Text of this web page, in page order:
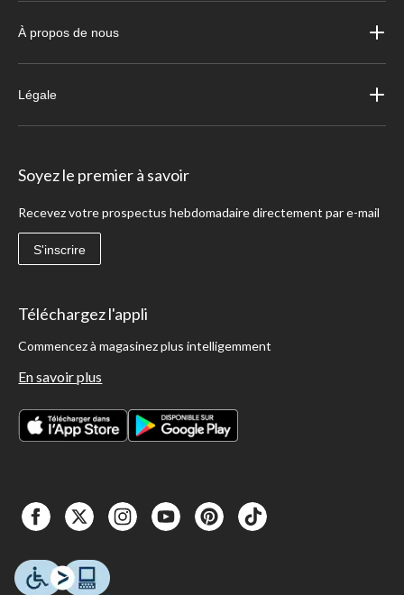
À propos de nous
Légale
Soyez le premier à savoir
Recevez votre prospectus hebdomadaire directement par e-mail
S'inscrire
Téléchargez l'appli
Commencez à magasinez plus intelligemment
En savoir plus